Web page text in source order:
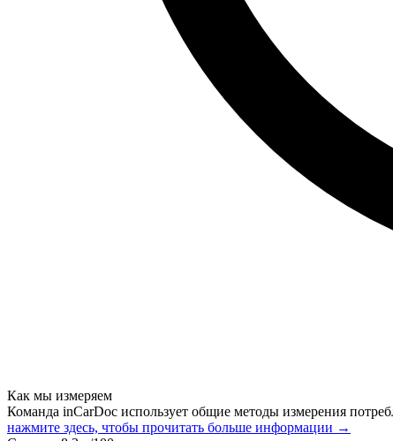
Как мы измеряем
Команда inCarDoc использует общие методы измерения
нажмите здесь, чтобы прочитать больше информации →